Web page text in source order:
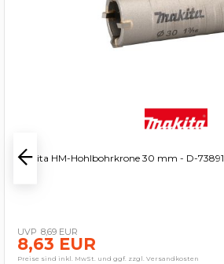
Makita HM-Hohlbohrkrone 30 mm - D-73891
8,69 EUR
8,63 EUR
Preise sind inkl. MwSt. und ggf. zzgl. Versandkosten